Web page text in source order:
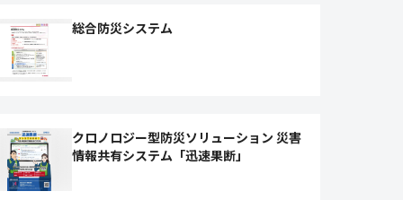
総合防災システム
クロノロジー型防災ソリューション 災害
情報共有システム「迅速果断」